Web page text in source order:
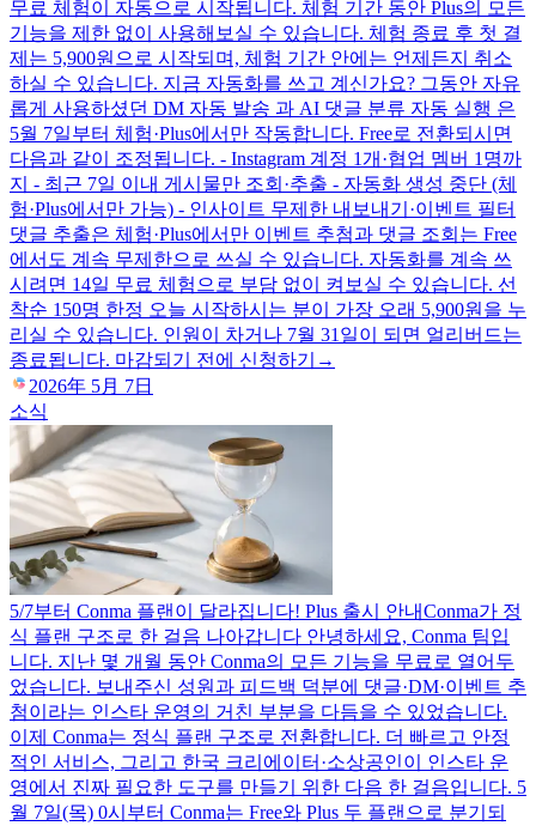
무료 체험이 자동으로 시작됩니다. 체험 기간 동안 Plus의 모든
기능을 제한 없이 사용해보실 수 있습니다. 체험 종료 후 첫 결
제는 5,900원으로 시작되며, 체험 기간 안에는 언제든지 취소
하실 수 있습니다. 지금 자동화를 쓰고 계신가요? 그동안 자유
롭게 사용하셨던 DM 자동 발송 과 AI 댓글 분류 자동 실행 은
5월 7일부터 체험·Plus에서만 작동합니다. Free로 전환되시면
다음과 같이 조정됩니다. - Instagram 계정 1개·협업 멤버 1명까
지 - 최근 7일 이내 게시물만 조회·추출 - 자동화 생성 중단 (체
험·Plus에서만 가능) - 인사이트 무제한 내보내기·이벤트 필터
댓글 추출은 체험·Plus에서만 이벤트 추첨과 댓글 조회는 Free
에서도 계속 무제한으로 쓰실 수 있습니다. 자동화를 계속 쓰
시려면 14일 무료 체험으로 부담 없이 켜보실 수 있습니다. 선
착순 150명 한정 오늘 시작하시는 분이 가장 오래 5,900원을 누
리실 수 있습니다. 인원이 차거나 7월 31일이 되면 얼리버드는
종료됩니다. 마감되기 전에 신청하기→
2026年 5月 7日
소식
5/7부터 Conma 플랜이 달라집니다! Plus 출시 안내Conma가 정
식 플랜 구조로 한 걸음 나아갑니다 안녕하세요, Conma 팀입
니다. 지난 몇 개월 동안 Conma의 모든 기능을 무료로 열어두
었습니다. 보내주신 성원과 피드백 덕분에 댓글·DM·이벤트 추
첨이라는 인스타 운영의 거친 부분을 다듬을 수 있었습니다.
이제 Conma는 정식 플랜 구조로 전환합니다. 더 빠르고 안정
적인 서비스, 그리고 한국 크리에이터·소상공인이 인스타 운
영에서 진짜 필요한 도구를 만들기 위한 다음 한 걸음입니다. 5
월 7일(목) 0시부터 Conma는 Free와 Plus 두 플랜으로 분기되